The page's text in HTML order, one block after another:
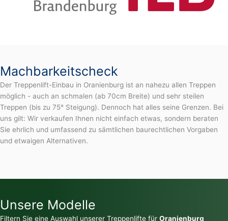
Machbarkeitscheck
Der Treppenlift-Einbau in Oranienburg ist an nahezu allen Treppen
möglich - auch an schmalen (ab 70cm Breite) und sehr steilen
Treppen (bis zu 75° Steigung). Dennoch hat alles seine Grenzen. Bei
uns gilt: Wir verkaufen Ihnen nicht einfach etwas, sondern beraten
Sie ehrlich und umfassend zu sämtlichen baurechtlichen Vorgaben
und etwaigen Alternativen.
Unsere Modelle
Filtern Sie eine Auswahl unserer Treppenlifte für Oranienburg